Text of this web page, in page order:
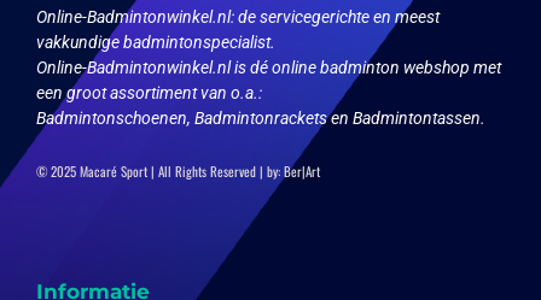
Online-Badmintonwinkel.nl:de servicegerichte en meest
vakkundige badmintonspecialist.
Online-Badmintonwinkel.nl is dé online badminton webshop met
een groot assortiment van o.a.:
Badmintonschoenen, Badmintonrackets en Badmintontassen.
© 2025 Macaré Sport | All Rights Reserved | by:Ber|Art
Informatie